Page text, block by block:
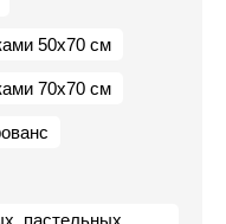
50х70 см
70х70 см
пастельных